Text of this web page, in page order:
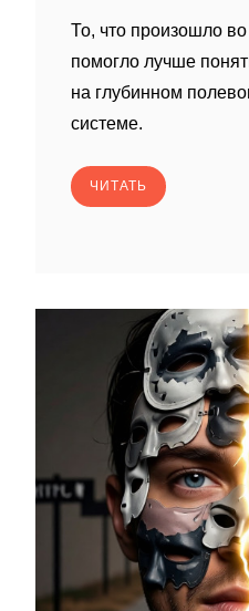
То, что произошло
помогло лучше
на глубинном
системе.
ЧИТАТЬ